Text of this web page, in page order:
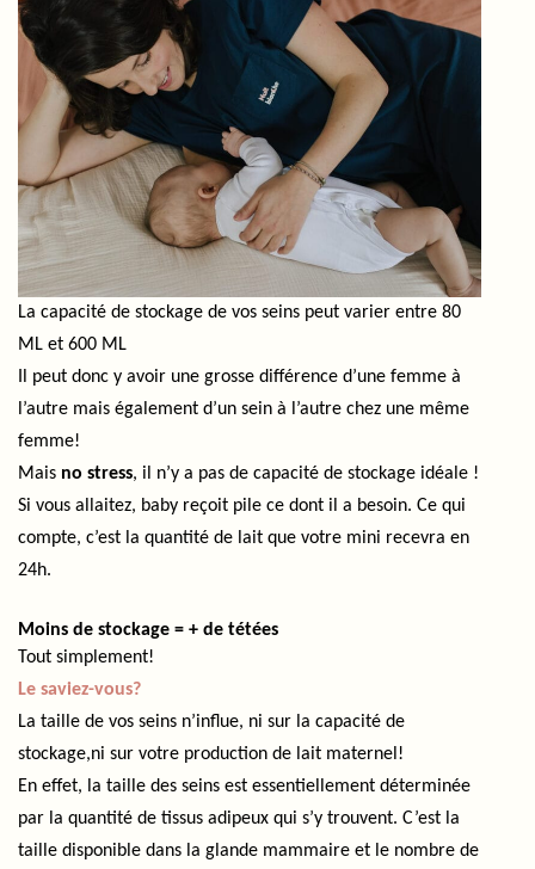
La capacité de stockage de vos seins peut varier entre 80
ML et 600 ML
Il peut donc y avoir une grosse différence d’une femme à
l’autre mais également d’un sein à l’autre chez une même
femme!
Mais no stress, il n’y a pas de capacité de stockage idéale !
Si vous allaitez, baby reçoit pile ce dont il a besoin. Ce qui
compte, c’est la quantité de lait que votre mini recevra en
24h.
Moins de stockage = + de tétées
Tout simplement!
Le saviez-vous?
La taille de vos seins n’influe, ni sur la capacité de
stockage,ni sur votre production de lait maternel!
En effet, la taille des seins est essentiellement déterminée
par la quantité de tissus adipeux qui s’y trouvent. C’est la
taille disponible dans la glande mammaire et le nombre de